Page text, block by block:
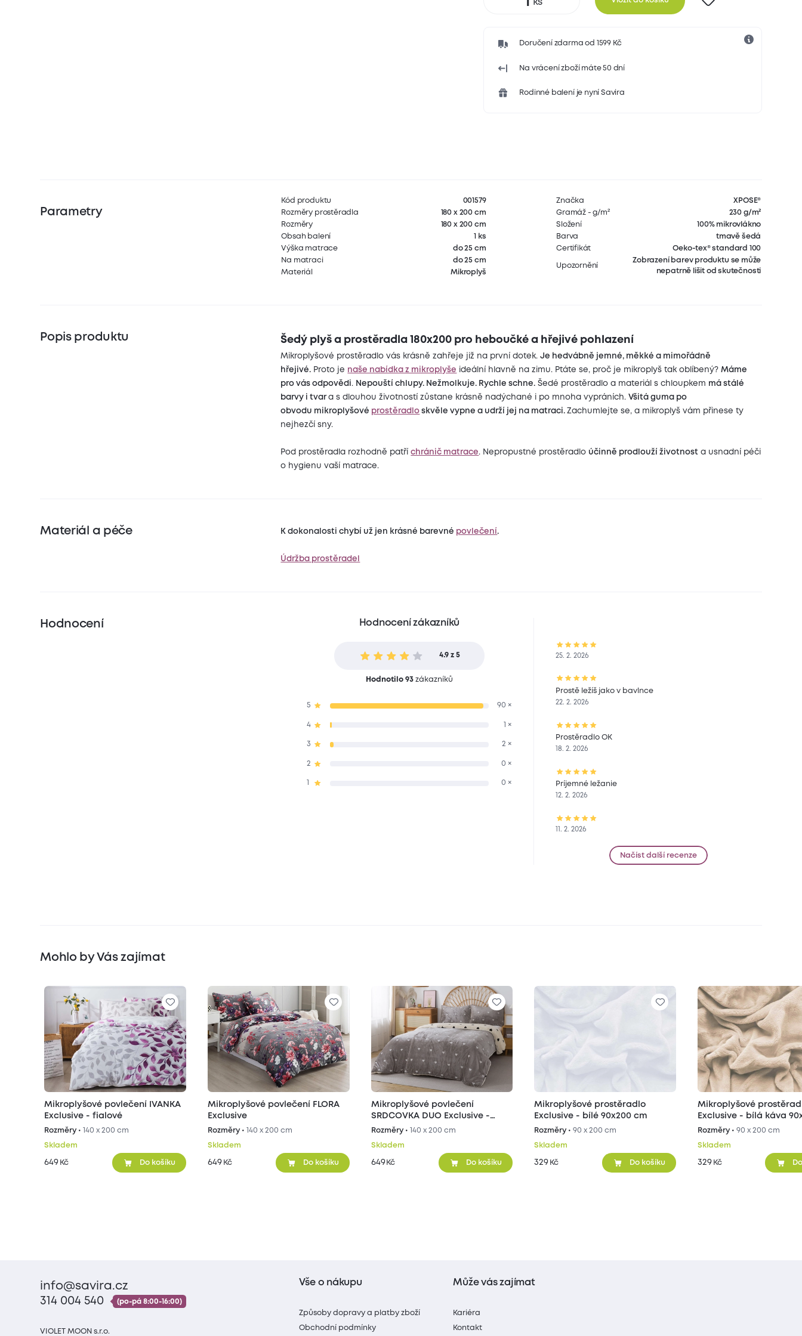
Doručení zdarma od 1599 Kč
Na vrácení zboží máte 50 dní
Rodinné balení je nyní Savira
Parametry
Kód produktu
001579
Rozměry prostěradla
180 x 200 cm
Rozměry
180 x 200 cm
Obsah balení
1 ks
Výška matrace
do 25 cm
Na matraci
do 25 cm
Materiál
Mikroplyš
Značka
XPOSE®
Gramáž - g/m²
230 g/m²
Složení
100% mikrovlákno
Barva
tmavě šedá
Certifikát
Oeko-tex® standard 100
Upozornění
Zobrazení barev produktu se může
nepatrně lišit od skutečnosti
Popis produktu Šedý plyš a prostěradla 180x200 pro heboučké a hřejivé pohlazení
Mikroplyšové prostěradlo vás krásně zahřeje již na první dotek.Je hedvábně jemné, měkké a mimořádně
hřejivé. Proto je naše nabídka z mikroplyše ideální hlavně na zimu. Ptáte se, proč je mikroplyš tak oblíbený?Máme
pro vás odpovědi. Nepouští chlupy. Nežmolkuje. Rychle schne. Šedé prostěradlo a materiál s chloupkem má stálé
barvy i tvara s dlouhou životností zůstane krásně nadýchané i po mnoha vypráních.Všitá guma po
obvodu mikroplyšové prostěradlo skvěle vypne a udrží jej na matraci. Zachumlejte se, a mikroplyš vám přinese ty
nejhezčí sny.
Pod prostěradla rozhodně patříchránič matrace. Nepropustné prostěradlo účinně prodlouží životnost a usnadní péči
o hygienu vaší matrace.
Materiál a péče K dokonalosti chybí už jen krásné barevné povlečení.
Údržba prostěradel
Hodnocení Hodnocení zákazníků
4.9 z 5
Hodnotilo 93zákazníků
5 90 ×
4 1 ×
3 2 ×
2 0 ×
0 ×
25. 2. 2026
Prostě ležíš jako v bavlnce
22. 2. 2026
Prostěradlo OK
18. 2. 2026
Príjemné ležanie
12. 2. 2026
11. 2. 2026
Načíst další recenze
Mohlo by Vás zajímat
Mikroplyšové povlečení IVANKA
Exclusive - fialové
Rozměry • 140 x 200 cm
Skladem
649 Kč Do košíku
Mikroplyšové povlečení FLORA
Exclusive
Rozměry • 140 x 200 cm
Skladem
649 Kč Do košíku
Mikroplyšové povlečení
SRDCOVKA DUO Exclusive -
šedé/béžové
Rozměry • 140 x 200 cm
Skladem
649 Kč Do košíku
Mikroplyšové prostěradlo
Exclusive - bílé 90x200 cm
Rozměry •90 x 200 cm
Skladem
329 Kč Do košíku
Mikroplyšové
Exclusive - bílá káva
Rozměry • 90 x 200 cm
Skladem
329 Kč
info@savira.cz
314 004 540
(po-pá 8:00-16:00)
VIOLET MOON s.r.o.
Vše o nákupu
Způsoby dopravy a platby zboží
Obchodní podmínky
Může vás zajímat
Kariéra
Kontakt